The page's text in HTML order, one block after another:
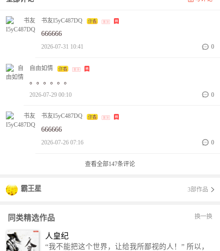
书友I5yC487DQ
666666
2026-07-31 10:41 0
自由如情
。。。。。。
2026-07-29 00:10 0
书友I5yC487DQ
666666
2026-07-26 07:16 0
查看全部147条评论
霸王星 3部作品
同类精选作品 换一换
人皇纪
“我不能把这个世界，让给我所鄙视的人！” 所以，